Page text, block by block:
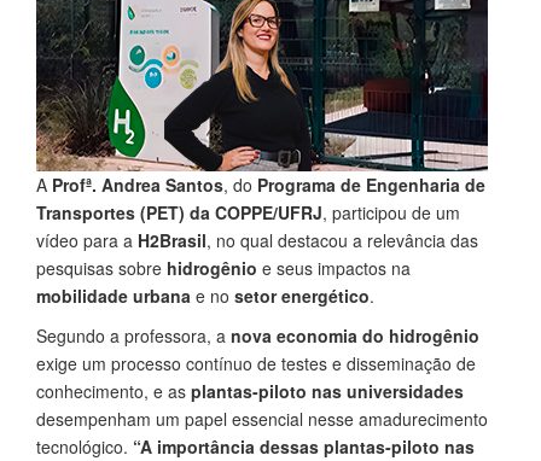
A Profª. Andrea Santos, do Programa de Engenharia de
Transportes (PET) da COPPE/UFRJ, participou de um
vídeo para a H2Brasil, no qual destacou a relevância das
pesquisas sobre hidrogênio e seus impactos na
mobilidade urbana e no setor energético.
Segundo a professora, a nova economia do hidrogênio
exige um processo contínuo de testes e disseminação de
conhecimento, e as plantas-piloto nas universidades
desempenham um papel essencial nesse amadurecimento
tecnológico. “A importância dessas plantas-piloto nas